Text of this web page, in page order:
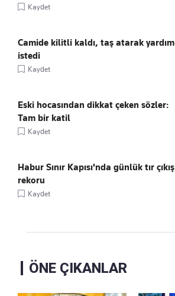
Kaydet
Camide kilitli kaldı, taş atarak yardım
istedi
Kaydet
Eski hocasından dikkat çeken sözler:
Tam bir katil
Kaydet
Habur Sınır Kapısı'nda günlük tır çıkış
rekoru
Kaydet
ÖNE ÇIKANLAR